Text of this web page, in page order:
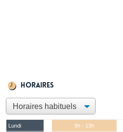
Horaires
Lundi 9h - 13h